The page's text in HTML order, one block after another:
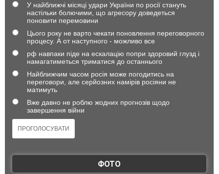
У найближчі місяці удари України по росії стануть
настільки болючими, що агресору доведеться
поновити перемовини
Цього року не варто чекати поновлення переговорного
процесу. А от наступного - можливо все
рф навпаки піде на ескалацію попри здоровий глузд і
намагатиметься триматися до останнього
Найближчим часом росія може погодитись на
переговори, але серйозних намірів росіяни не
матимуть
Вже давно не роблю жодних прогнозів щодо
завершення війни
ФОТО